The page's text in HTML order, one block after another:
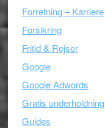
Forretning – Karriere
Forsikring
Fritid & Rejser
Google
Google Adwords
Gratis underholdning
Guides